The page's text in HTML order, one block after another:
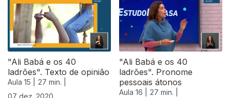
"Ali Babá e os 40
ladrões". Texto de opinião
Aula 15 |
27 min. |
07 dez. 2020
"Ali Babá e os 40
ladrões". Pronome
pessoais átonos
Aula 16 |
27 min. |